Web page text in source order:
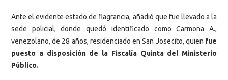
Ante el evidente estado de flagrancia, añadió que fue llevado a la
sede policial, donde quedó identificado como Carmona A.,
venezolano, de 28 años, residenciado en San Josecito, quien fue
puesto a disposición de la Fiscalía Quinta del Ministerio
Público.